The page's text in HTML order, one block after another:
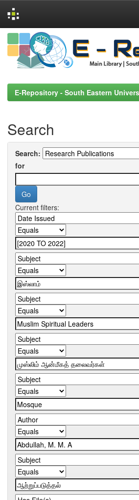
Skip
navigation
E-Repository - South Eastern
Search
Search:
for
Current filters: